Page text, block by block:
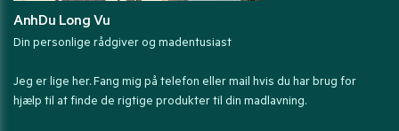
AnhDu Long Vu
Din personlige rådgiver og madentusiast
Jeg er lige her. Fang mig på telefon eller mail hvis du har brug for
hjælp til at finde de rigtige produkter til din madlavning.